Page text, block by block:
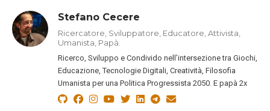
Stefano Cecere
Ricercatore, Sviluppatore, Educatore, Attivista,
Umanista, Papà.
Ricerco, Sviluppo e Condivido nell’intersezione tra Giochi,
Educazione, Tecnologie Digitali, Creatività, Filosofia
Umanista per una Politica Progressista 2050. E papà 2x